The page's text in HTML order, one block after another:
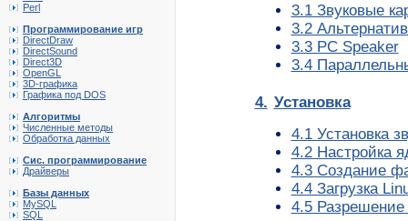
Perl
Программирование игр
DirectDraw
DirectSound
Direct3D
OpenGL
3D-графика
Графика под DOS
Алгоритмы
Численные методы
Обработка данных
Сис. программирование
Драйверы
Базы данных
MySQL
SQL
3.1 Звуковые
3.2
3.3 PC Speaker
3.4
4. Установка
4.1 Установка
4.2 Настройка
4.3 Создание
4.4 Загрузка
4.5